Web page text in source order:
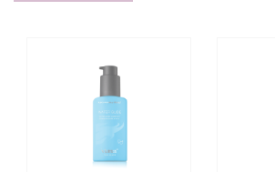
За лучший дизайн от If Design
Лучшая игрушка для клитора по
Cosmopolitan